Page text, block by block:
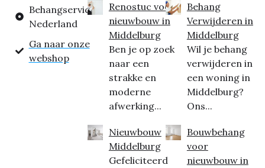
Behangservice
Nederland
Ga naar onze
webshop
Renostuc voor
nieuwbouw in
Middelburg
Ben je op zoek
naar een
strakke en
moderne
afwerking...
Nieuwbouw
Middelburg
Gefeliciteerd
Behang
Verwijderen in
Middelburg
Wil je behang
verwijderen in
een woning in
Middelburg?
Ons...
Bouwbehang
voor
nieuwbouw in